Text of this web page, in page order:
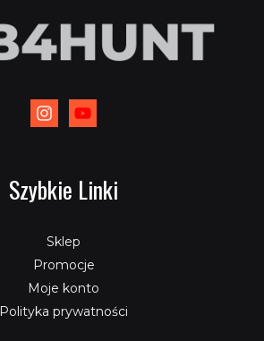
Szybkie Linki
Sklep
Promocje
Moje konto
Polityka prywatności